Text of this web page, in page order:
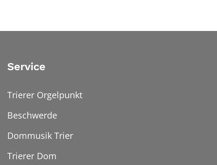
Service
Trierer Orgelpunkt
Beschwerde
Dommusik Trier
Trierer Dom